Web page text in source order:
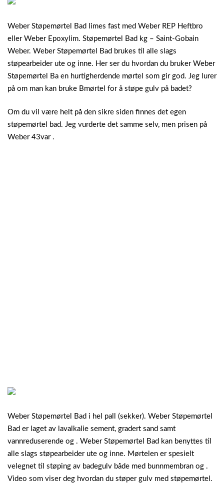
Weber Støpemørtel Bad limes fast med Weber REP Heftbro
eller Weber Epoxylim. Støpemørtel Bad kg – Saint-Gobain
Weber. Weber Støpemørtel Bad brukes til alle slags
støpearbeider ute og inne. Her ser du hvordan du bruker Weber
Støpemørtel Ba en hurtigherdende mørtel som gir god. Jeg lurer
på om man kan bruke Bmørtel for å støpe gulv på badet?
Om du vil være helt på den sikre siden finnes det egen
støpemørtel bad. Jeg vurderte det samme selv, men prisen på
Weber 43var .
Weber Støpemørtel Bad i hel pall (sekker). Weber Støpemørtel
Bad er laget av lavalkalie sement, gradert sand samt
vannreduserende og . Weber Støpemørtel Bad kan benyttes til
alle slags støpearbeider ute og inne. Mørtelen er spesielt
velegnet til støping av badegulv både med bunnmembran og .
Video som viser deg hvordan du støper gulv med støpemørtel.